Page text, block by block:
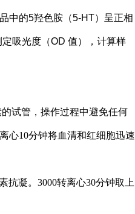
中的5羟色胺（5-HT） 呈正相
吸光度（OD 值），计算样
试管，操作过程中避免任何
心10分钟将血清和红细胞迅速
抗凝。3000转离心30分钟取上